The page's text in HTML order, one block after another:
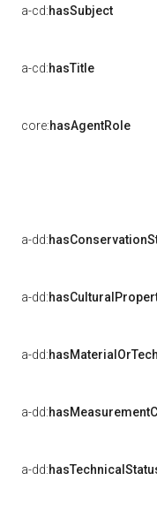
a-cd:hasSubject
a-cd:hasTitle
core:hasAgentRole
a-dd:
a-dd:
a-dd:
a-dd:
a-dd: